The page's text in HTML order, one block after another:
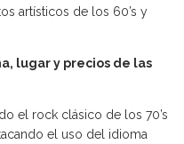
artísticos de los 60’s y
lugar y precios de las
el rock clásico de los 70’s
el uso del idioma